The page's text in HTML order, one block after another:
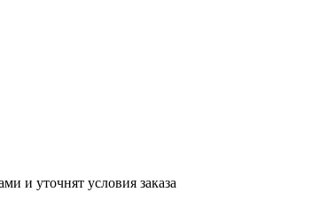
и уточнят условия заказа